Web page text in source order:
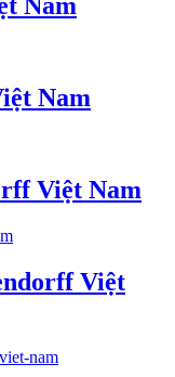
Nam
Nam
Việt Nam
Việt